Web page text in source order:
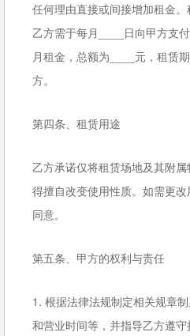
任何理由直接或间接增加租金
乙方需于每月____日向甲方支
月租金，总额为____元，租赁
方。
第四条、租赁用途
乙方承诺仅将租赁场地及其附
得擅自改变使用性质。如需更
同意。
第五条、甲方的权利与责任
1. 根据法律法规制定相关规章
和营业时间等，并指导乙方遵守